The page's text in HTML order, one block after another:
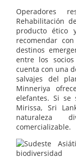
Operadores
Rehabilitación
producto ético
recomendar
destinos
entre los
cuenta con una
salvajes del
Minneriya
elefantes. Si se
Mirissa, Sri
naturaleza
comercializable.